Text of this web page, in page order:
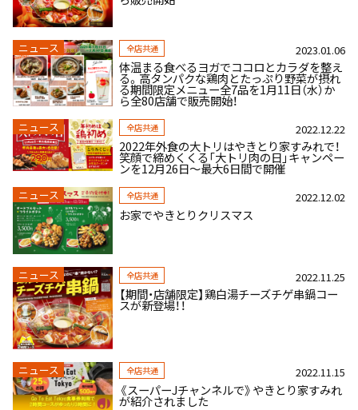
ニュース 全店共通 2023.01.06
体温まる食べるヨガでココロとカラダを整え
る。高タンパクな鶏肉とたっぷり野菜が摂れ
る期間限定メニュー全7品を1月11日（水）か
ら全80店舗で販売開始！
ニュース 全店共通 2022.12.22
2022年外食の大トリはやきとり家すみれで！
笑顔で締めくくる「大トリ肉の日」キャンペー
ンを12月26日～最大6日間で開催
ニュース 全店共通 2022.12.02
お家でやきとりクリスマス
ニュース 全店共通 2022.11.25
【期間・店舗限定】鶏白湯チーズチゲ串鍋コー
スが新登場！！
ニュース 全店共通 2022.11.15
《スーパーJチャンネルで》やきとり家すみれ
が紹介されました